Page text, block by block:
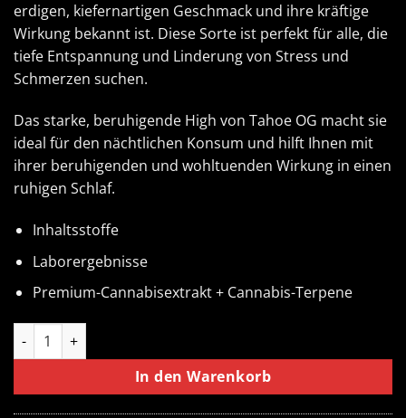
erdigen, kiefernartigen Geschmack und ihre kräftige
Wirkung bekannt ist. Diese Sorte ist perfekt für alle, die
tiefe Entspannung und Linderung von Stress und
Schmerzen suchen.
Das starke, beruhigende High von Tahoe OG macht sie
ideal für den nächtlichen Konsum und hilft Ihnen mit
ihrer beruhigenden und wohltuenden Wirkung in einen
ruhigen Schlaf.
Inhaltsstoffe
Laborergebnisse
Premium-Cannabisextrakt + Cannabis-Terpene
Tahoe OG Muha Meds Disposable 1000MG | Indica Menge
In den Warenkorb